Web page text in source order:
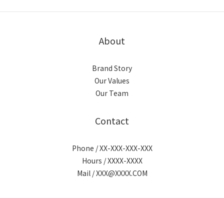
About
Brand Story
Our Values
Our Team
Contact
Phone / XX-XXX-XXX-XXX
Hours / XXXX-XXXX
Mail / XXX@XXXX.COM